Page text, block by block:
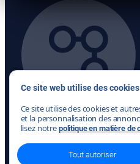
Ce site web utilise des
Ce site utilise des cookies et
et la personnalisation des
lisez notre politique en matière de
Tout autoriser